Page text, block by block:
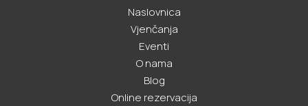
Naslovnica
Vjenčanja
Eventi
O nama
Blog
Online rezervacija